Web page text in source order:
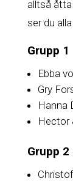
alltså
ser du alla
Grupp 1
Ebba
Gry
Hanna
Hector
Grupp 2